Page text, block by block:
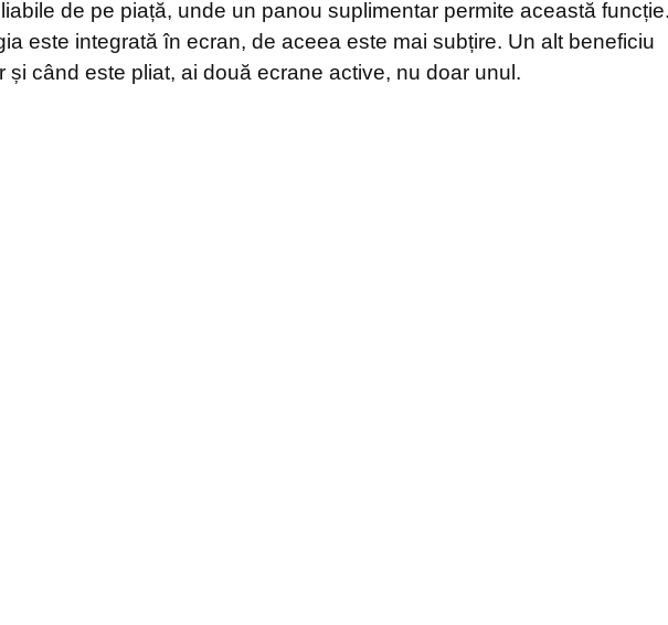
de pe piață, unde un panou suplimentar permite această funcție.
este integrată în ecran, de aceea este mai subțire. Un alt beneficiu
și când este pliat, ai două ecrane active, nu doar unul.